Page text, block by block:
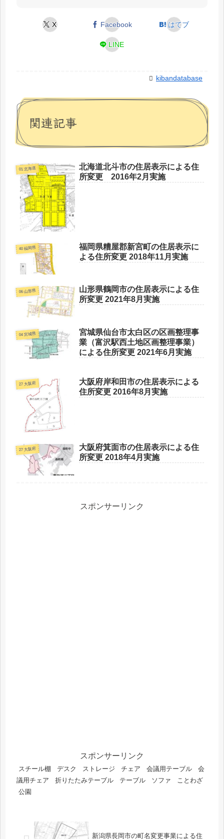
X Facebook はてブ
LINE
kibandatabase
関連記事
01 北海道
北海道北斗市の住居表示による住
所変更 2016年2月実施
40 福岡県
福岡県糟屋郡新宮町の住居表示に
よる住所変更 2018年11月実施
06 山形県
山形県鶴岡市の住居表示による住
所変更 2021年8月実施
04 宮城県
宮城県仙台市太白区の区画整理事
業（富沢駅西土地区画整理事業）
による住所変更 2021年6月実施
27 大阪府
大阪府岸和田市の住居表示による
住所変更 2016年8月実施
27 大阪府
大阪府箕面市の住居表示による住
所変更 2018年4月実施
スポンサーリンク
スポンサーリンク
スチール棚 デスク ストレージ チェア 会議用テーブル
会
議用チェア
折りたたみテーブル テーブル ソファ
ことわざ
公園
新潟県長岡市の町名変更事業による住